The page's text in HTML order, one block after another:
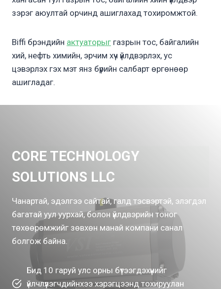
зэрэг аюултай орчинд ашиглахад тохиромжтой.
Biffi брэндийн актуаторыг газрын тос, байгалийн
хий, нефть химийн, эрчим хүч үйлдвэрлэх, ус
цэвэрлэх гэх мэт янз бүрийн салбарт өргөнөөр
ашигладаг.
CORE TECHNOLOGY
SOLUTIONS LLC
Чанартай, эдэлгээ сайтай, галд тэсвэртэй, элэгдэл
багатай уул уурхай, болон үйлдвэрийн тоног
төхөөрөмжийг зөвхөн манай компани санал
болгож байна.
Бид 10 гаруй улс орны бүтээгдэхүүнийг
үйлчлүүлэгчдийнхээ хэрэгцээнд тохируулан